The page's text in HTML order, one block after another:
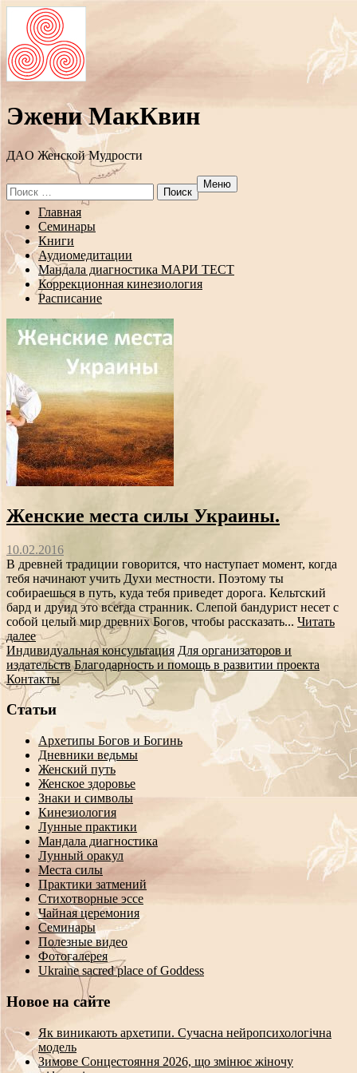
Эжени МакКвин
ДAO Женской Мудрости
Search
for:
Меню
Перейти
содержанию
Главная
Семинары
Книги
Аудиомедитации
Мандала диагностика МАРИ ТЕСТ
Коррекционная кинезиология
Расписание
Женские места силы Украины.
10.02.2016
В древней традиции говорится, что наступает момент, когда
тебя начинают учить Духи местности. Поэтому ты
собираешься в путь, куда тебя приведет дорога. Кельтский
бард и друид это всегда странник. Слепой бандурист несет с
собой целый мир древних Богов, чтобы рассказать... Читать
далее
Индивидуальная консультация Для организаторов и
издательств Благодарность и помощь в развитии проекта
Контакты
Статьи
Архетипы Богов и Богинь
Дневники ведьмы
Женский путь
Женское здоровье
Знаки и символы
Кинезиология
Лунные практики
Мандала диагностика
Лунный оракул
Места силы
Практики затмений
Стихотворные эссе
Чайная церемония
Семинары
Полезные видео
Фотогалерея
Ukraine sacred place of Goddess
Новое на сайте
Як виникають архетипи. Сучасна нейропсихологічна
модель
Зимове Сонцестояння 2026, що змінює жіночу